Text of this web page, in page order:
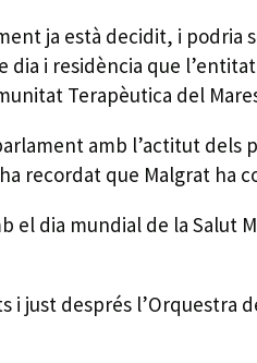
ja està decidit, i
i residència que
Terapèutica del
amb l’actitut
recordat que Malgrat
el dia mundial de la
i just després